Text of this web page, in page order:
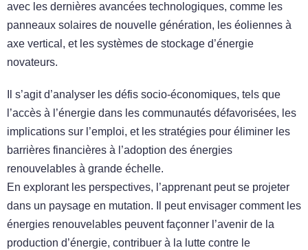
avec les dernières avancées technologiques, comme les
panneaux solaires de nouvelle génération, les éoliennes à
axe vertical, et les systèmes de stockage d’énergie
novateurs.
Il s’agit d’analyser les défis socio-économiques, tels que
l’accès à l’énergie dans les communautés défavorisées, les
implications sur l’emploi, et les stratégies pour éliminer les
barrières financières à l’adoption des énergies
renouvelables à grande échelle.
En explorant les perspectives, l’apprenant peut se projeter
dans un paysage en mutation. Il peut envisager comment les
énergies renouvelables peuvent façonner l’avenir de la
production d’énergie, contribuer à la lutte contre le